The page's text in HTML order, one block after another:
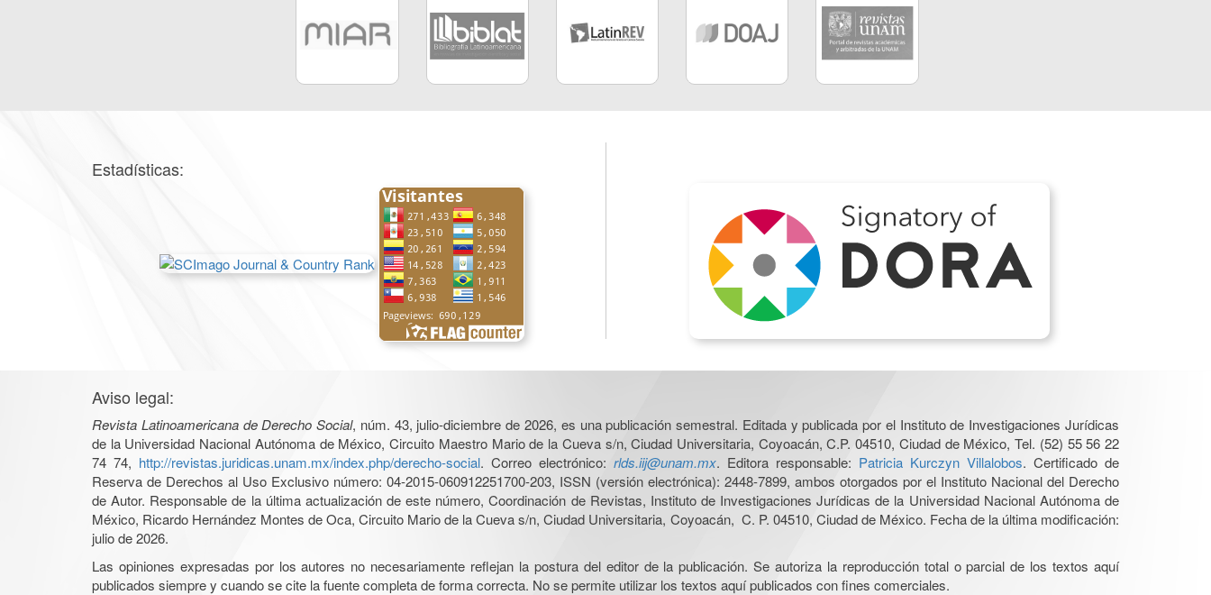
Estadísticas:
Aviso legal:
Revista Latinoamericana de Derecho Social, núm. 43, julio-diciembre de 2026, es una publicación semestral. Editada y publicada por el Instituto de Investigaciones Jurídicas
de la Universidad Nacional Autónoma de México, Circuito Maestro Mario de la Cueva s/n, Ciudad Universitaria, Coyoacán, C.P. 04510, Ciudad de México, Tel. (52) 55 56 22
74 74, http://revistas.juridicas.unam.mx/index.php/derecho-social. Correo electrónico: rlds.iij@unam.mx. Editora responsable: Patricia Kurczyn Villalobos. Certificado de
Reserva de Derechos al Uso Exclusivo número: 04-2015-060912251700-203, ISSN (versión electrónica): 2448-7899, ambos otorgados por el Instituto Nacional del Derecho
de Autor. Responsable de la última actualización de este número, Coordinación de Revistas, Instituto de Investigaciones Jurídicas de la Universidad Nacional Autónoma de
México, Ricardo Hernández Montes de Oca, Circuito Mario de la Cueva s/n, Ciudad Universitaria, Coyoacán, C. P. 04510, Ciudad de México. Fecha de la última modificación:
julio de 2026.
Las opiniones expresadas por los autores no necesariamente reflejan la postura del editor de la publicación. Se autoriza la reproducción total o parcial de los textos aquí
publicados siempre y cuando se cite la fuente completa de forma correcta. No se permite utilizar los textos aquí publicados con fines comerciales.